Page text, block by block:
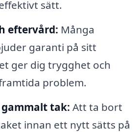
sätt.
eftervård: Många
garanti på sitt
ger dig trygghet och
problem.
tak: Att ta bort
innan ett nytt sätts på